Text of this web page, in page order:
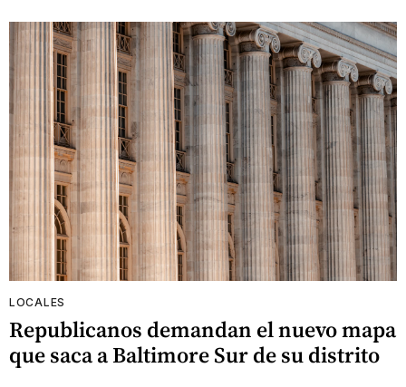
LOCALES
Republicanos demandan el nuevo mapa
que saca a Baltimore Sur de su distrito